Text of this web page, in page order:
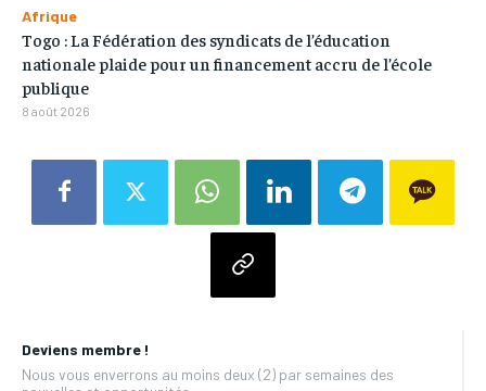
Deviens membre !
Nous vous enverrons au moins deux (2) par semaines des
Afrique
Togo : La Fédération des syndicats de l’éducation
nationale plaide pour un financement accru de l’école
publique
8 août 2026